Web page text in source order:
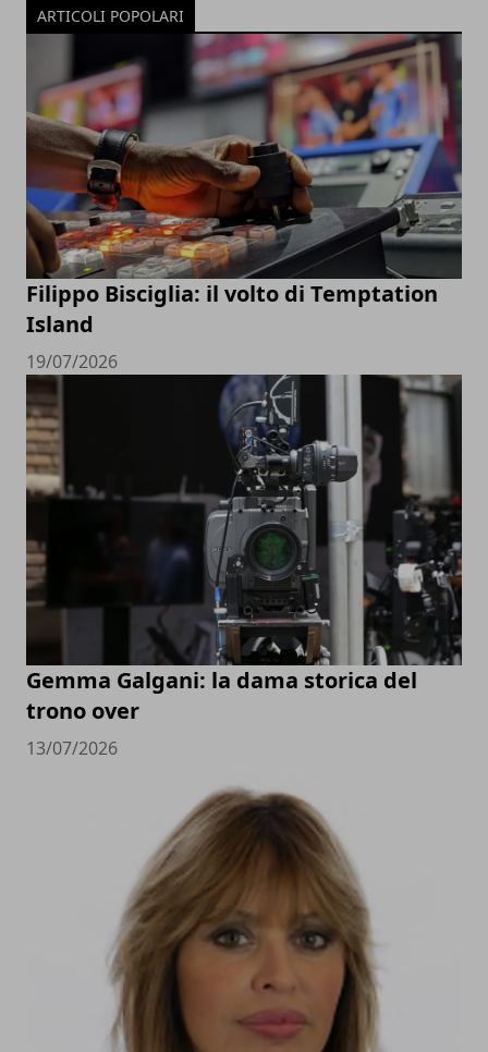
ARTICOLI POPOLARI
Filippo Bisciglia: il volto di Temptation
Island
19/07/2026
Gemma Galgani: la dama storica del
trono over
13/07/2026